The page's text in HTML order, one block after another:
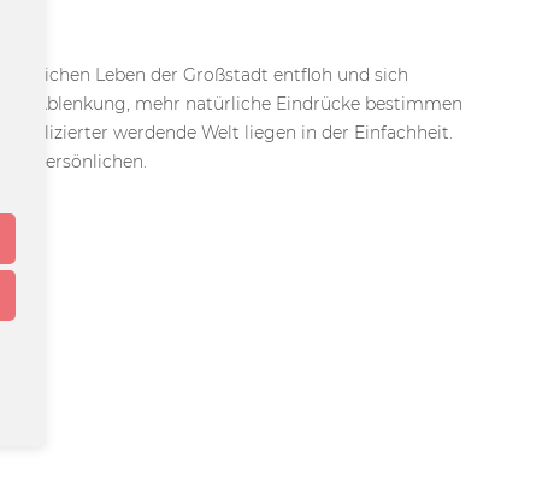
Leben der Großstadt entfloh und sich
Ablenkung, mehr natürliche Eindrücke bestimmen
werdende Welt liegen in der Einfachheit.
Persönlichen.